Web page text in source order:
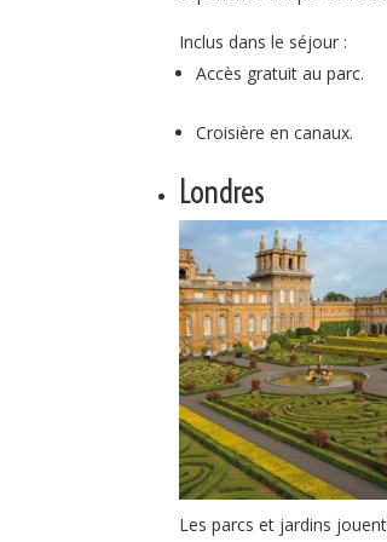
Inclus dans le séjour :
Accès gratuit au parc.
Croisière en canaux.
Londres
Les parcs et jardins